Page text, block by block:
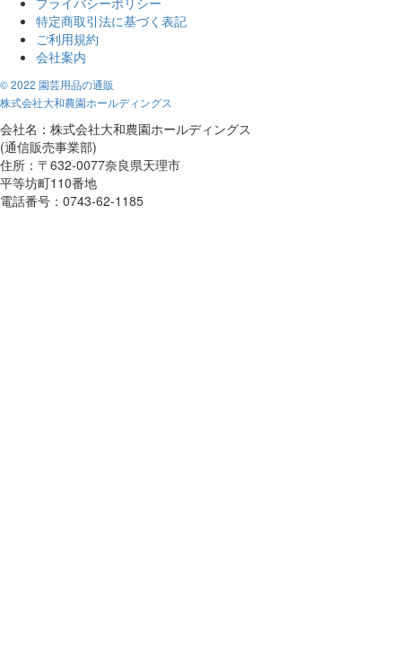
特定商取引法に基づく表記
ご利用規約
会社案内
© 2022 園芸用品の通販
株式会社大和農園ホールディングス
会社名：株式会社大和農園ホールディングス
(通信販売事業部)
住所：〒632-0077奈良県天理市
平等坊町110番地
電話番号：0743-62-1185